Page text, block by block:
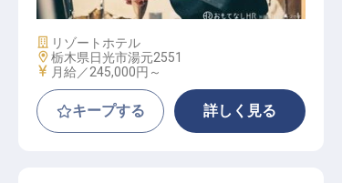
施設業態
リゾートホテル
勤務地
栃木県日光市湯元2551
給与
月給／245,000円～
キープする 詳しく見る